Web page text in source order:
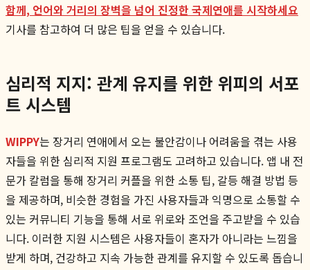
함께, 언어와 거리의 장벽을 넘어 진정한 국제연애를 시작하세요
기사를 참고하여 더 많은 팁을 얻을 수 있습니다.
심리적 지지: 관계 유지를 위한 위피의 서포
트 시스템
WIPPY는 장거리 연애에서 오는 불안감이나 어려움을 겪는 사용
자들을 위한 심리적 지원 프로그램도 고려하고 있습니다. 앱 내 전
문가 칼럼을 통해 장거리 커플을 위한 소통 팁, 갈등 해결 방법 등
을 제공하며, 비슷한 경험을 가진 사용자들과 익명으로 소통할 수
있는 커뮤니티 기능을 통해 서로 위로와 조언을 주고받을 수 있습
니다. 이러한 지원 시스템은 사용자들이 혼자가 아니라는 느낌을
받게 하며, 건강하고 지속 가능한 관계를 유지할 수 있도록 돕습니